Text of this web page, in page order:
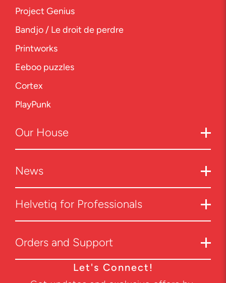
Project Genius
Bandjo / Le droit de perdre
Printworks
Eeboo puzzles
Cortex
PlayPunk
Our House
News
Helvetiq for Professionals
Orders and Support
Let's Connect!